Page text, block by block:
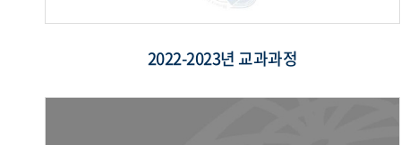
2022-2023년 교과과정